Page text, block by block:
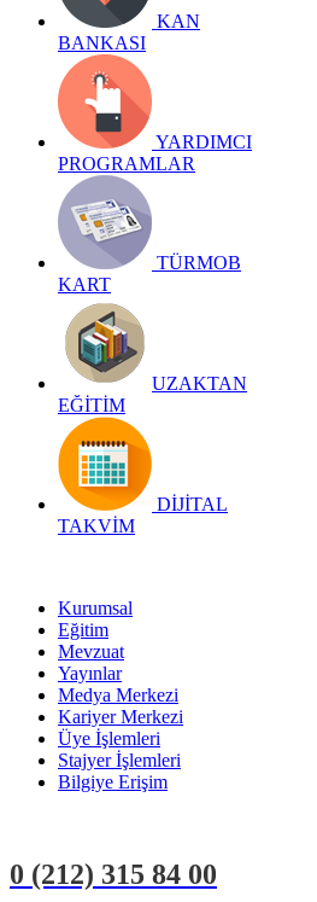
KAN
BANKASI
YARDIMCI
PROGRAMLAR
TÜRMOB
KART
UZAKTAN
EĞİTİM
DİJİTAL
TAKVİM
Kurumsal
Eğitim
Mevzuat
Yayınlar
Medya Merkezi
Kariyer Merkezi
Üye İşlemleri
Stajyer İşlemleri
Bilgiye Erişim
0 (212) 315 84 00